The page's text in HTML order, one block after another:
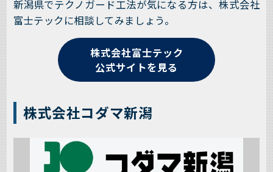
新潟県でテクノガード工法が気になる方は、株式会社
富士テックに相談してみましょう。
株式会社富士テック
公式サイトを見る
株式会社コダマ新潟